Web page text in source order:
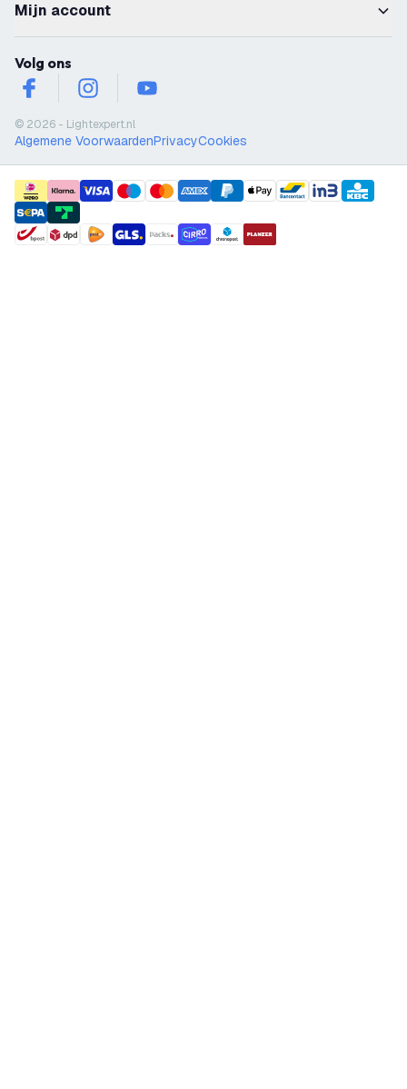
Mijn account
Volg ons
facebookinstagramyoutube
© 2026 - Lightexpert.nl
Algemene VoorwaardenPrivacyCookies
payment methods
shipment methods